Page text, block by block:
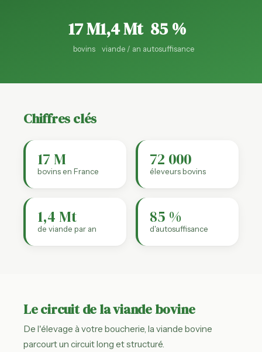
17 M
bovins
1,4 Mt
viande / an
85 %
autosuffisance
Chiffres clés
17 M
bovins en France
72 000
éleveurs bovins
1,4 Mt
de viande par an
85 %
d'autosuffisance
Le circuit de la viande bovine
De l'élevage à votre boucherie, la viande bovine
parcourt un circuit long et structuré.